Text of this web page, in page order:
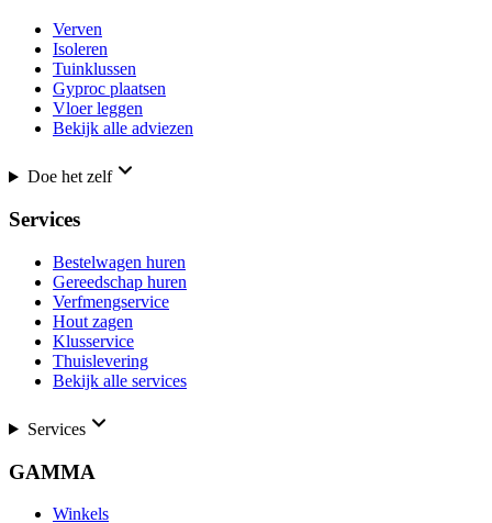
Verven
Isoleren
Tuinklussen
Gyproc plaatsen
Vloer leggen
Bekijk alle adviezen
Doe het zelf
Services
Bestelwagen huren
Gereedschap huren
Verfmengservice
Hout zagen
Klusservice
Thuislevering
Bekijk alle services
Services
GAMMA
Winkels